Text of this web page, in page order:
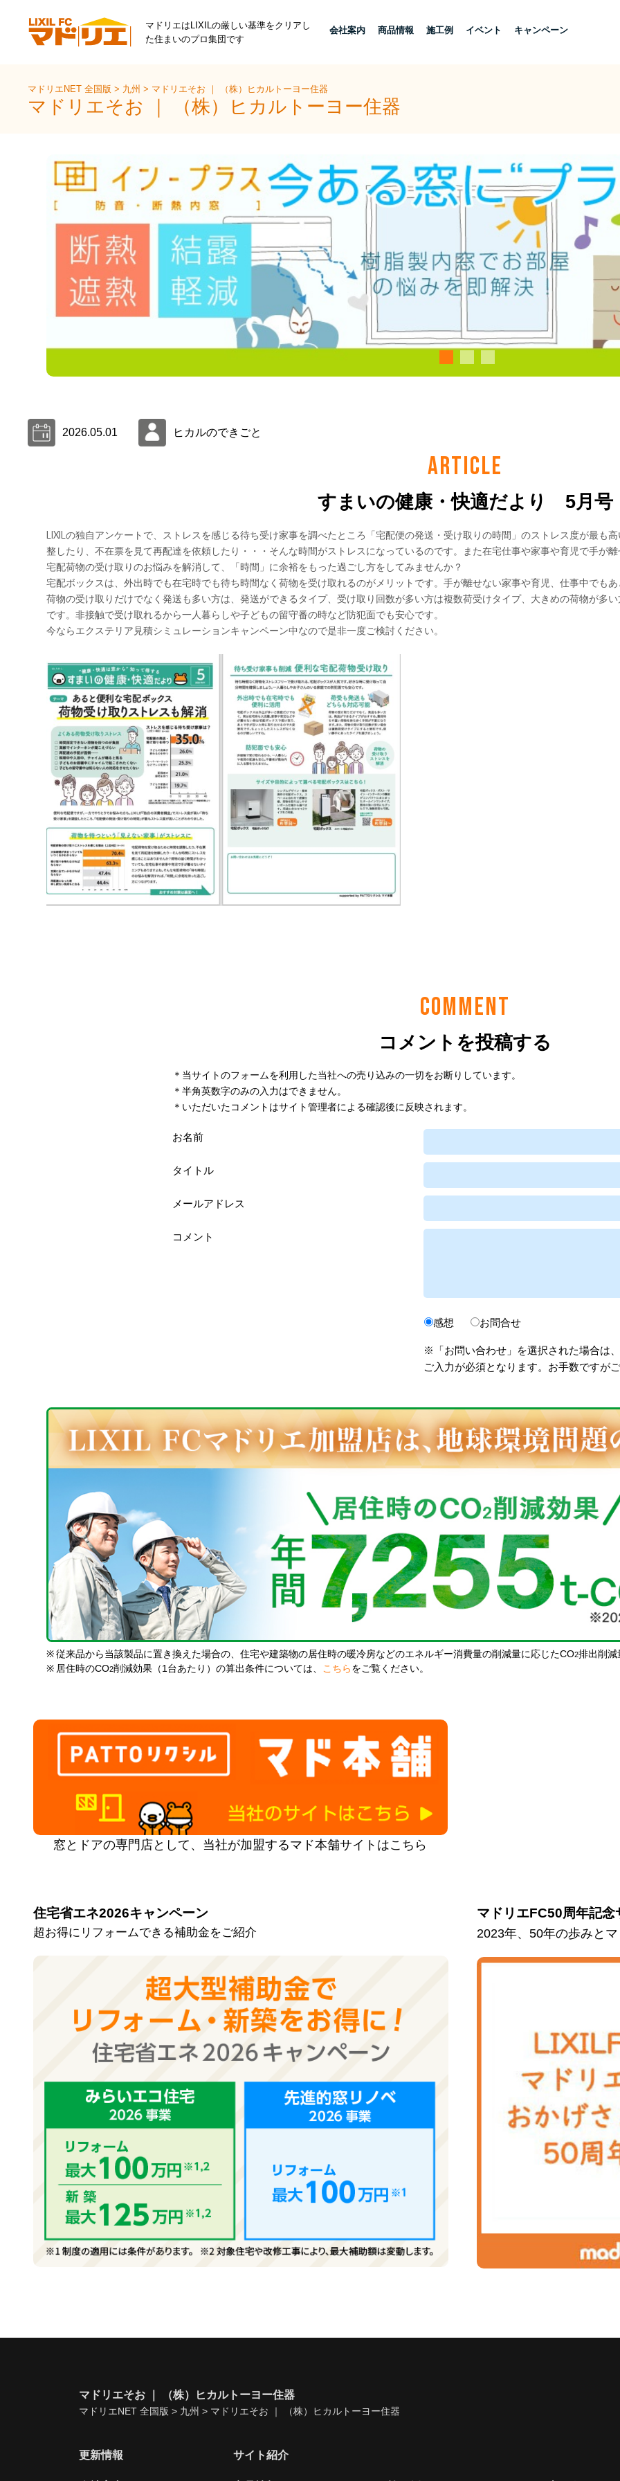
マドリエはLIXILの厳しい基準をクリアし
た住まいのプロ集団です
会社案内 商品情報 施工例 イベント キャンペーン
マドリエNET 全国版> 九州> マドリエそお ｜ （株）ヒカルトーヨー住器
マドリエそお ｜ （株）ヒカルトーヨー住器
2026.05.01 ヒカルのできごと
ARTICLE
すまいの健康・快適だより 5月号
COMMENT
コメントを投稿する
＊当サイトのフォームを利用した当社への売り込みの一切をお断りしています。
＊半角英数字のみの入力はできません。
＊いただいたコメントはサイト管理者による確認後に反映されます。
お名前
タイトル
メールアドレス
コメント
感想 お問合せ
※「お問い合わせ」を選択された場合は
ご入力が必須となります。お手数ですが
※ 従来品から当該製品に置き換えた場合の、住宅や建築物の居住時の暖冷房などのエネルギー消費量の削減量に応じたCO2排出削減
※ 居住時のCO2削減効果（1台あたり）の算出条件については、 こちら をご覧ください。
窓とドアの専門店として、当社が加盟するマド本舗サイトはこちら
住宅省エネ2026キャンペーン
超お得にリフォームできる補助金をご紹介
マドリエFC50周年記念
2023年、50年の歩みと
マドリエそお ｜ （株）ヒカルトーヨー住器
マドリエNET 全国版 > 九州 > マドリエそお ｜ （株）ヒカルトーヨー住器
更新情報 サイト紹介